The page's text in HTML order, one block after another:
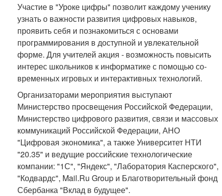
Участие в "Уроке цифры" позволит каждому ученику
узнать о важности развития цифровых навыков,
проявить себя и познакомиться с основами
программирования в доступной и увлекательной
форме. Для учителей акция - возможность повысить
интерес школьников к информатике с помощью со-
временных игровых и интерактивных технологий.
Организаторами мероприятия выступают
Министерство просвещения Российской Федерации,
Министерство цифрового развития, связи и массовых
коммуникаций Российской Федерации, АНО
"Цифровая экономика", а также Университет НТИ
"20.35" и ведущие российские технологические
компании: "1С", "Яндекс", "Лаборатория Касперского",
"Кодвардс", Mail.Ru Group и Благотворительный фонд
Сбербанка "Вклад в будущее".